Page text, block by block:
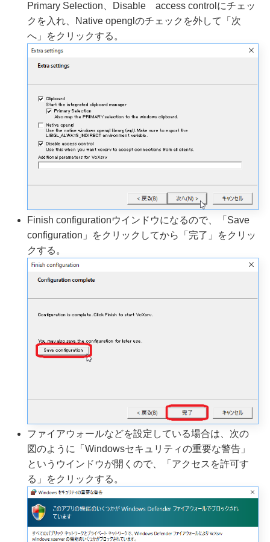
Primary Selection、Disable access controlにチェッ
クを入れ、Native openglのチェックを外して「次
へ」をクリックする。
Finish configurationウインドウになるので、「Save
configuration」をクリックしてから「完了」をクリッ
クする。
ファイアウォールなどを設定している場合は、次の
図のように「Windowsセキュリティの重要な警告」
というウインドウが開くので、「アクセスを許可す
る」をクリックする。